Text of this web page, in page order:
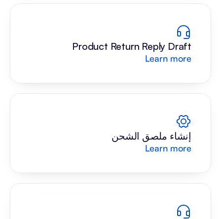
Product Return Reply Draft
Learn more
إنشاء ملصق الشحن
Learn more